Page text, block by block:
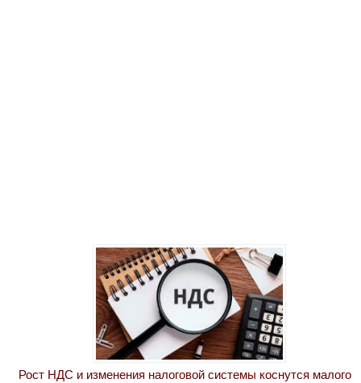
Рост НДС и изменения налоговой системы коснутся малого